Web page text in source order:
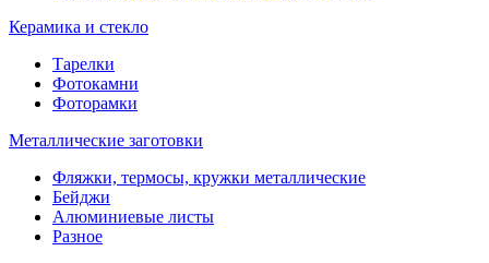
Керамика и стекло
Тарелки
Фотокамни
Фоторамки
Металлические заготовки
Фляжки, термосы, кружки металлические
Бейджи
Алюминиевые листы
Разное